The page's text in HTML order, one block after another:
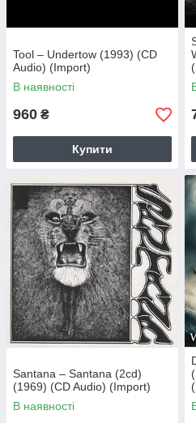
Tool – Undertow (1993) (CD
Audio) (Import)
В наявності
960 ₴
Купити
Santana – Santana (2cd)
(1969) (CD Audio) (Import)
В наявності